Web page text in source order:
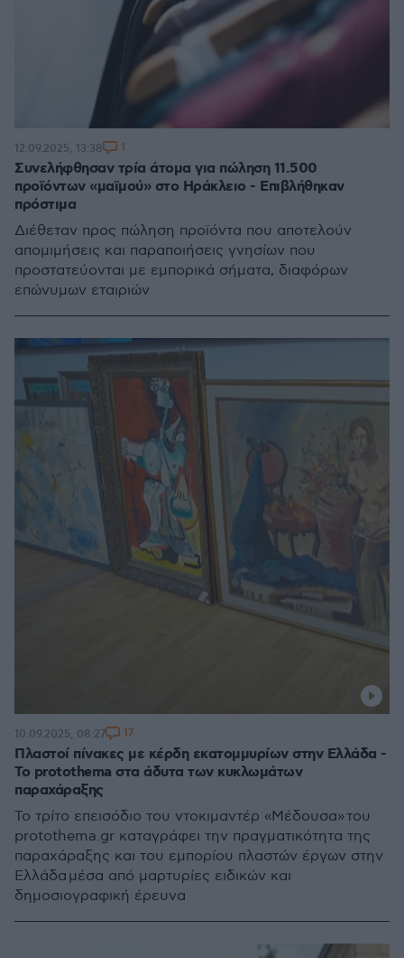
Συνελήφθησαν τρία άτομα για πώληση 11.500
προϊόντων «μαϊμού» στο Ηράκλειο - Επιβλήθηκαν
πρόστιμα
Διέθεταν προς πώληση προϊόντα που αποτελούν
απομιμήσεις και παραποιήσεις γνησίων που
προστατεύονται με εμπορικά σήματα, διαφόρων
επώνυμων εταιριών
12.09.2025, 13:38 1
Πλαστοί πίνακες με κέρδη εκατομμυρίων στην Ελλάδα -
Το protothema στα άδυτα των κυκλωμάτων
παραχάραξης
Το τρίτο επεισόδιο του ντοκιμαντέρ «Μέδουσα» του
protothema.gr καταγράφει την πραγματικότητα της
παραχάραξης και του εμπορίου πλαστών έργων στην
Ελλάδα μέσα από μαρτυρίες ειδικών και
δημοσιογραφική έρευνα
10.09.2025, 08:27 17